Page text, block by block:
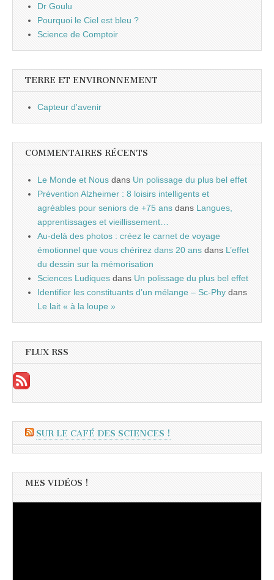
Dr Goulu
Pourquoi le Ciel est bleu ?
Science de Comptoir
TERRE ET ENVIRONNEMENT
Capteur d'avenir
COMMENTAIRES RÉCENTS
Le Monde et Nous dans Un polissage du plus bel effet
Prévention Alzheimer : 8 loisirs intelligents et
agréables pour seniors de +75 ans dans Langues,
apprentissages et vieillissement…
Au-delà des photos : créez le carnet de voyage
émotionnel que vous chérirez dans 20 ans dans L’effet
du dessin sur la mémorisation
Sciences Ludiques dans Un polissage du plus bel effet
Identifier les constituants d’un mélange – Sc-Phy dans
Le lait « à la loupe »
FLUX RSS
SUR LE CAFÉ DES SCIENCES !
MES VIDÉOS !